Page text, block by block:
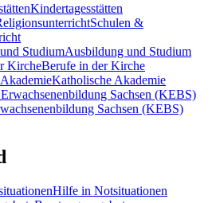
Kindertagesstätten
Schulen &
Ausbildung und Studium
Berufe in der Kirche
Katholische Akademie
Sachsen (KEBS)
Hilfe in Notsituationen